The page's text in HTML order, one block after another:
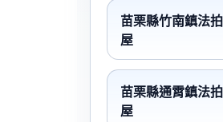
苗栗縣竹南鎮法拍
屋
苗栗縣通霄鎮法拍
屋